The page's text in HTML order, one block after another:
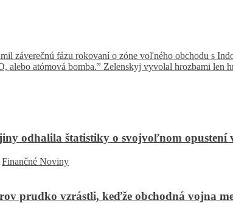
záverečnú fázu rokovaní o zóne voľného obchodu s
alebo atómová bomba.” Zelenskyj vyvolal hrozbami len
odhalila štatistiky o svojvoľnom opustení
Finančné Noviny
prudko vzrástli, keďže obchodná vojna